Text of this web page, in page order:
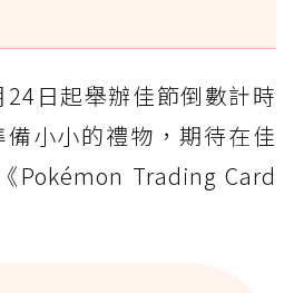
日起舉辦佳節倒數計時
小小的禮物，期待在佳
Pokémon Trading Card